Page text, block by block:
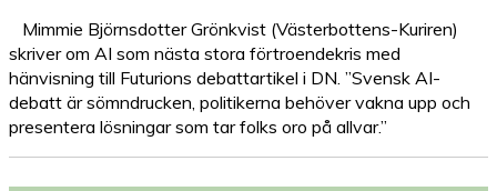
Mimmie Björnsdotter Grönkvist (Västerbottens-Kuriren)
skriver om AI som nästa stora förtroendekris med
hänvisning till Futurions debattartikel i DN. ”Svensk AI-
debatt är sömndrucken, politikerna behöver vakna upp och
presentera lösningar som tar folks oro på allvar.”